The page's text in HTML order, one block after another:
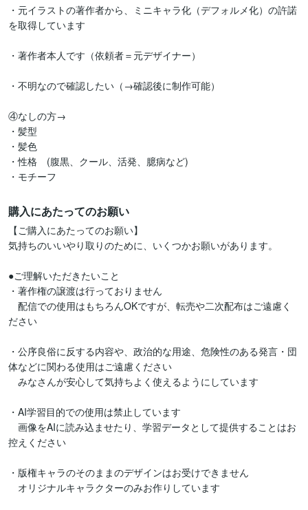
・元イラストの著作者から、ミニキャラ化（デフォルメ化）の許諾
を取得しています
・著作者本人です（依頼者＝元デザイナー）
・不明なので確認したい（→確認後に制作可能）
④なしの方→
・髪型
・髪色
・性格　(腹黒、クール、活発、臆病など)
・モチーフ
購入にあたってのお願い
【ご購入にあたってのお願い】
気持ちのいいやり取りのために、いくつかお願いがあります。
●ご理解いただきたいこと
・著作権の譲渡は行っておりません
配信での使用はもちろんOKですが、転売や二次配布はご遠慮く
ださい
・公序良俗に反する内容や、政治的な用途、危険性のある発言・団
体などに関わる使用はご遠慮ください
みなさんが安心して気持ちよく使えるようにしています
・AI学習目的での使用は禁止しています
画像をAIに読み込ませたり、学習データとして提供することはお
控えください
・版権キャラのそのままのデザインはお受けできません
オリジナルキャラクターのみお作りしています